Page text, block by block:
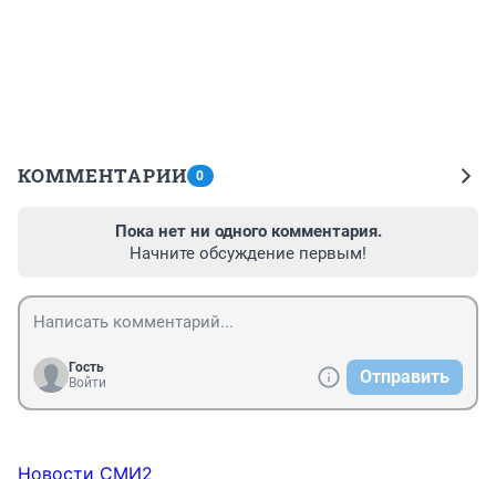
КОММЕНТАРИИ 0
Пока нет ни одного комментария.
Начните обсуждение первым!
Гость
Войти
Отправить
Новости СМИ2